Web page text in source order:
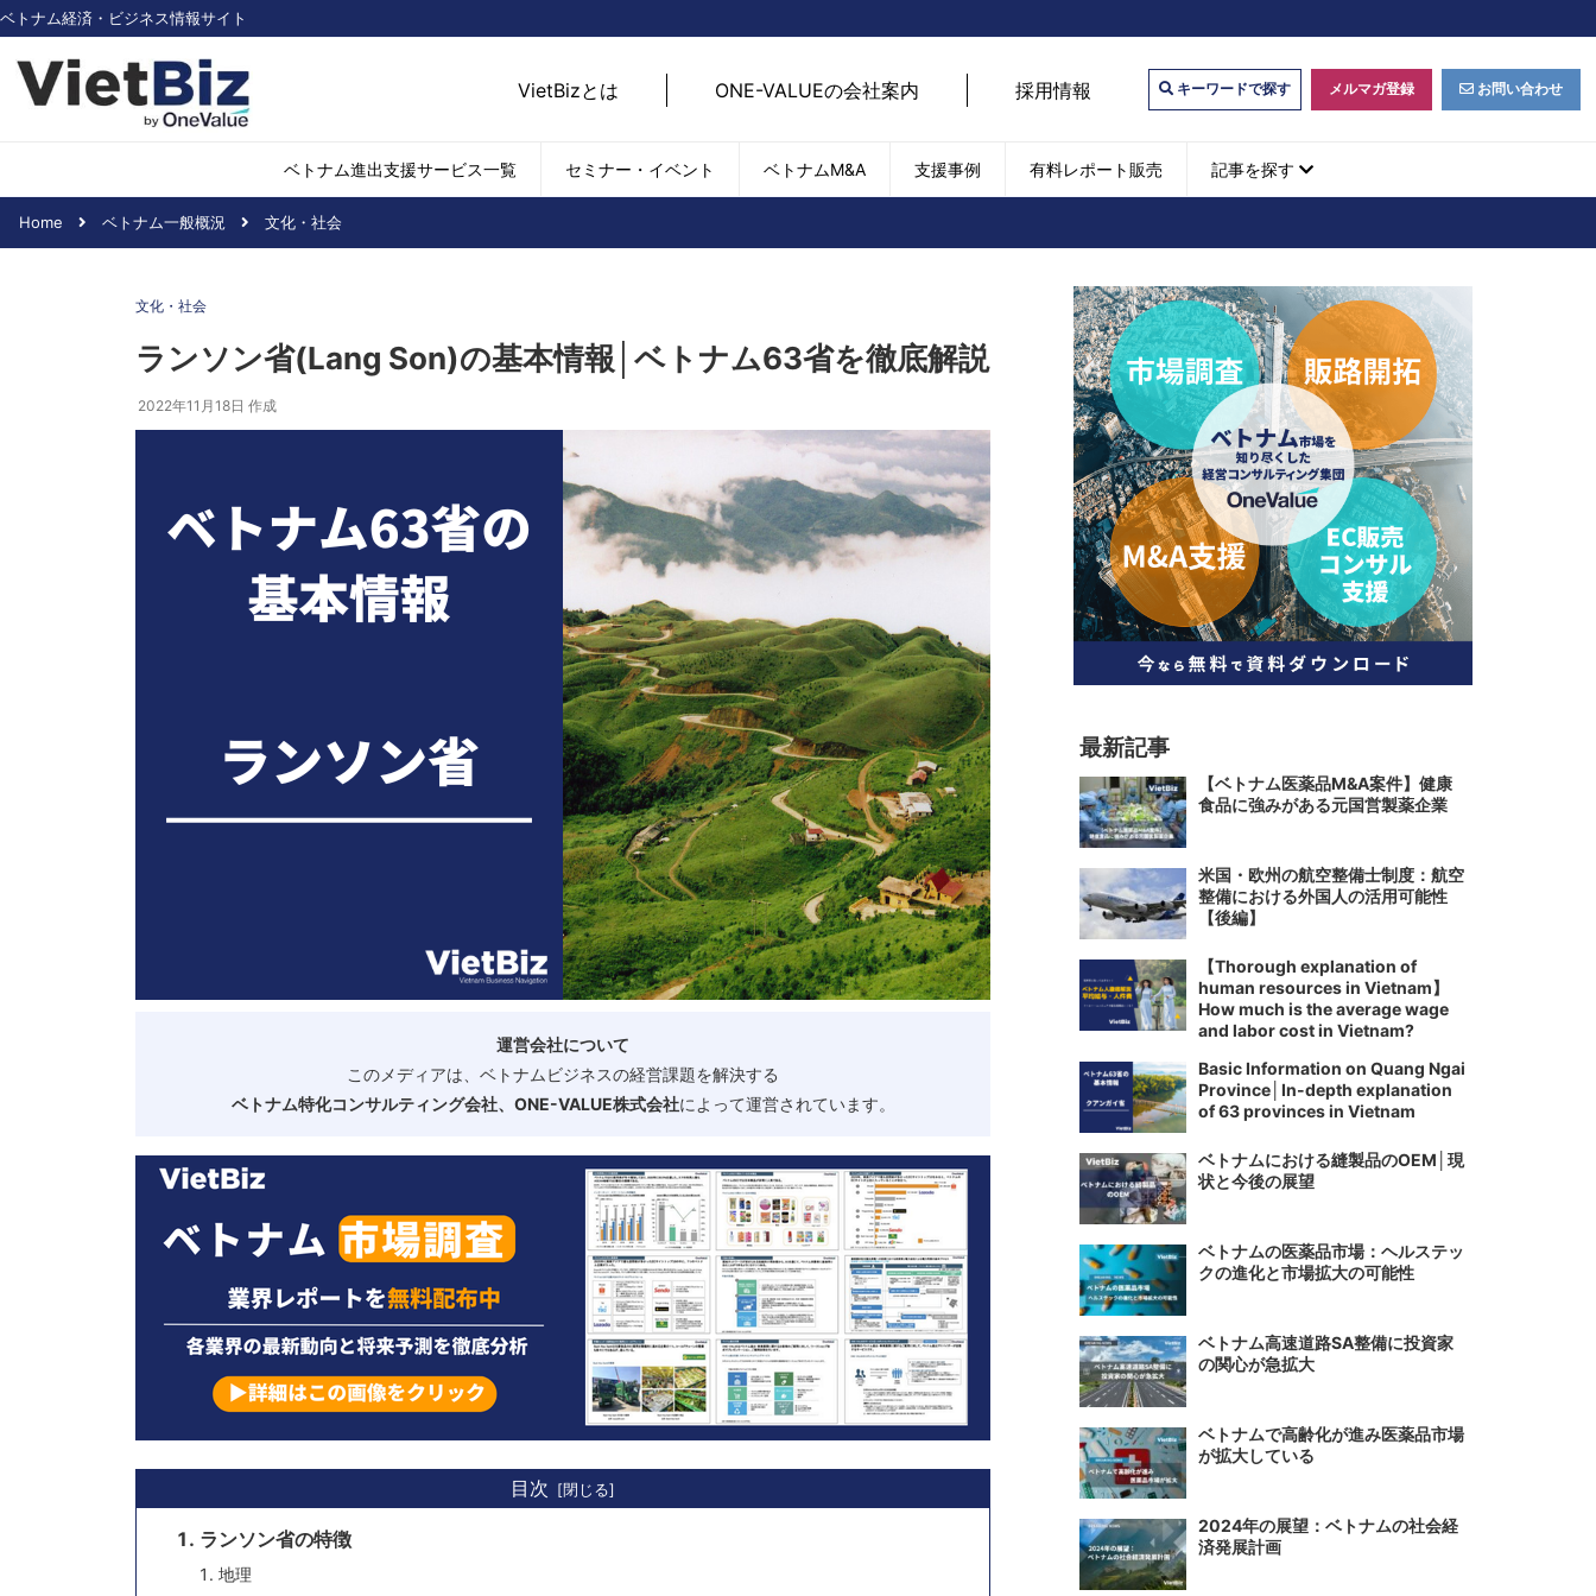
ベトナム経済・ビジネス情報サイト
VietBizとは ONE-VALUEの会社案内 採用情報 キーワードで探す メルマガ登録 お問い合わせ
ベトナム進出支援サービス一覧 セミナー・イベント ベトナムM&A 支援事例 有料レポート販売 記事を探す
日用消費・小売
デジタル経済・IT
物流・倉庫
化学・素材
SDGs・ESG
外国直接投資（FDI）
現地パートナー探索
デジタルマーケティング・
web広告
M&A動向
ベトナム企業買収・出資
ベトナム進出
補助金・助成金
ベトナム企業
ベトナム企業動向
スタートアップ企業
ベトナム人材
特定技能
高度人材・エンジニア
ベトナム一般概況
ベトナムでの生活
文化・社会
政治
ベトナムで働く・仕事 ベトナム業界地図
Home ベトナム一般概況 文化・社会
文化・社会
ランソン省(Lang Son)の基本情報│ベトナム63省を徹底解説
2022年11月18日 作成
運営会社について
このメディアは、ベトナムビジネスの経営課題を解決する
ベトナム特化コンサルティング会社、ONE-VALUE株式会社によって運営されています。
目次
ランソン省の特徴
地理
最新記事
【ベトナム医薬品M&A案件】健康
食品に強みがある元国営製薬企業
米国・欧州の航空整備士制度：航空
整備における外国人の活用可能性
【後編】
【Thorough explanation of
human resources in Vietnam】
How much is the average wage
and labor cost in Vietnam?
Basic Information on Quang Ngai
Province│In-depth explanation
of 63 provinces in Vietnam
ベトナムにおける縫製品のOEM│現
状と今後の展望
ベトナムの医薬品市場：ヘルステッ
クの進化と市場拡大の可能性
ベトナム高速道路SA整備に投資家
の関心が急拡大
ベトナムで高齢化が進み医薬品市場
が拡大している
2024年の展望：ベトナムの社会経
済発展計画